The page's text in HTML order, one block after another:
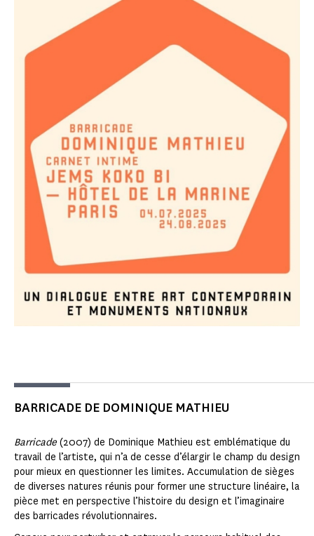
BARRICADE DE DOMINIQUE MATHIEU
Barricade (2007) de Dominique Mathieu est emblématique du
travail de l’artiste, qui n’a de cesse d’élargir le champ du design
pour mieux en questionner les limites. Accumulation de sièges
de diverses natures réunis pour former une structure linéaire, la
pièce met en perspective l’histoire du design et l’imaginaire
des barricades révolutionnaires.